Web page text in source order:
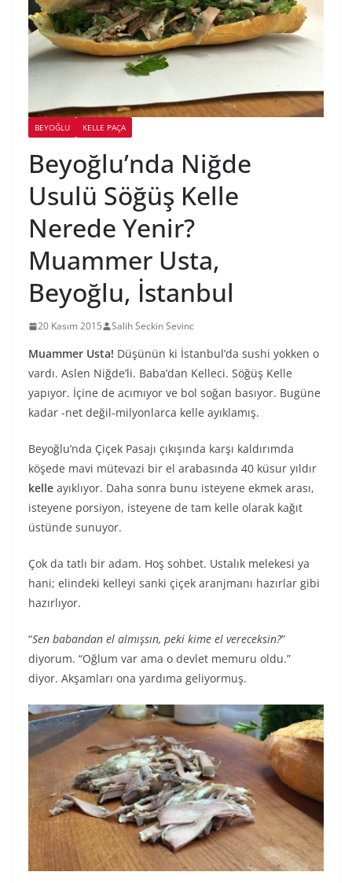
BEYOĞLU KELLE PAÇA
Beyoğlu’nda Niğde
Usulü Söğüş Kelle
Nerede Yenir?
Muammer Usta,
Beyoğlu, İstanbul
20 Kasım 2015 Salih Seckin Sevinc
Muammer Usta! Düşünün ki İstanbul’da sushi yokken o
vardı. Aslen Niğde’li. Baba’dan Kelleci. Söğüş Kelle
yapıyor. İçine de acımıyor ve bol soğan basıyor. Bugüne
kadar -net değil-milyonlarca kelle ayıklamış.
Beyoğlu’nda Çiçek Pasajı çıkışında karşı kaldırımda
köşede mavi mütevazi bir el arabasında 40 küsur yıldır
kelle ayıklıyor. Daha sonra bunu isteyene ekmek arası,
isteyene porsiyon, isteyene de tam kelle olarak kağıt
üstünde sunuyor.
Çok da tatlı bir adam. Hoş sohbet. Ustalık melekesi ya
hani; elindeki kelleyi sanki çiçek aranjmanı hazırlar gibi
hazırlıyor.
“Sen babandan el almışsın, peki kime el vereceksin?”
diyorum. “Oğlum var ama o devlet memuru oldu.”
diyor. Akşamları ona yardıma geliyormuş.